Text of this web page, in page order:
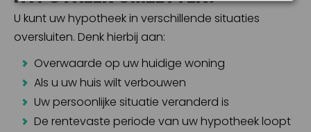
U kunt uw hypotheek in verschillende situaties
oversluiten. Denk hierbij aan:
Overwaarde op uw huidige woning
Als u uw huis wilt verbouwen
Uw persoonlijke situatie veranderd is
De rentevaste periode van uw hypotheek loopt